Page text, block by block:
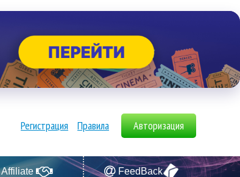
Авторизация
Правила
Регистрация
Affiliate FeedBack